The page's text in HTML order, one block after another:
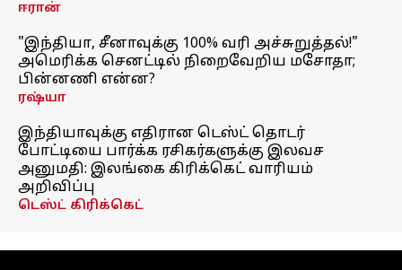
ஈரான்
"இந்தியா, சீனாவுக்கு 100% வரி அச்சுறுத்தல்!"
அமெரிக்க செனட்டில் நிறைவேறிய மசோதா;
பின்னணி என்ன?
ரஷ்யா
இந்தியாவுக்கு எதிரான டெஸ்ட் தொடர்
போட்டியை பார்க்க ரசிகர்களுக்கு இலவச
அனுமதி: இலங்கை கிரிக்கெட் வாரியம்
அறிவிப்பு
டெஸ்ட் கிரிக்கெட்